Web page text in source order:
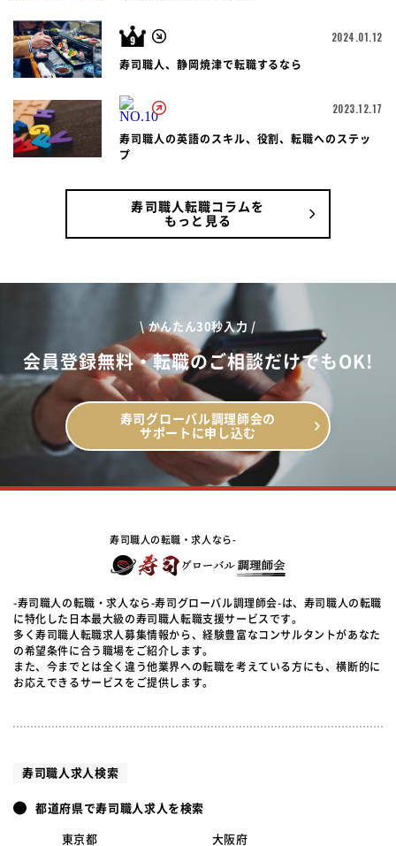
2024.01.12
寿司職人、静岡焼津で転職するなら
2023.12.17
寿司職人の英語のスキル、役割、転職へのステッ
プ
寿司職人転職コラムを
もっと見る
\ かんたん30秒入力 /
会員登録無料・転職のご相談だけでもOK!
寿司グローバル調理師会の
サポートに申し込む
寿司職人の転職・求人なら-
-寿司職人の転職・求人なら-寿司グローバル調理師会-は、寿司職人の転職
に特化した日本最大級の寿司職人転職支援サービスです。
多く寿司職人転職求人募集情報から、経験豊富なコンサルタントがあなた
の希望条件に合う職場をご紹介します。
また、今までとは全く違う他業界への転職を考えている方にも、横断的に
お応えできるサービスをご提供します。
寿司職人求人検索
都道府県で寿司職人求人を検索
東京都 大阪府